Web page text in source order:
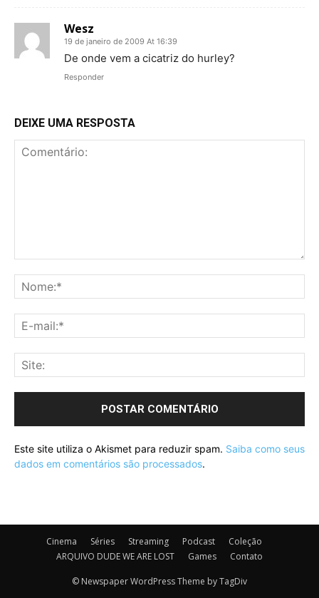
Wesz
19 de janeiro de 2009 At 16:39
De onde vem a cicatriz do hurley?
Responder
DEIXE UMA RESPOSTA
Este site utiliza o Akismet para reduzir spam. Saiba como seus
dados em comentários são processados.
Cinema Séries Streaming Podcast
Coleção
ARQUIVO DUDE WE ARE LOST
Games Contato
© Newspaper WordPress Theme by TagDiv